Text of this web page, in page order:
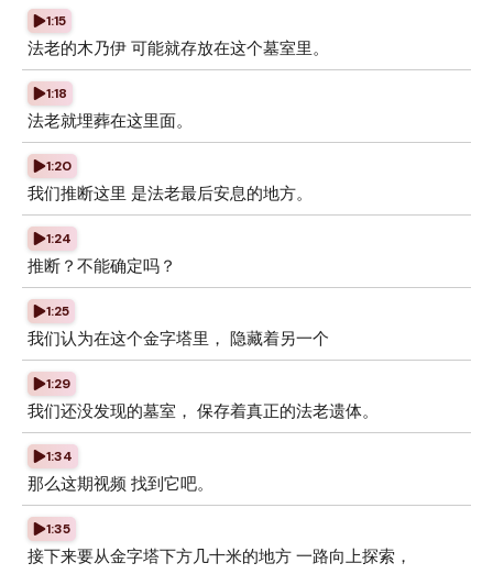
1:15
法老的木乃伊 可能就存放在这个墓室里。
1:18
法老就埋葬在这里面。
1:20
我们推断这里 是法老最后安息的地方。
1:24
推断？不能确定吗？
1:25
我们认为在这个金字塔里， 隐藏着另一个
1:29
我们还没发现的墓室， 保存着真正的法老遗体。
1:34
那么这期视频 找到它吧。
1:35
接下来要从金字塔下方几十米的地方 一路向上探索，